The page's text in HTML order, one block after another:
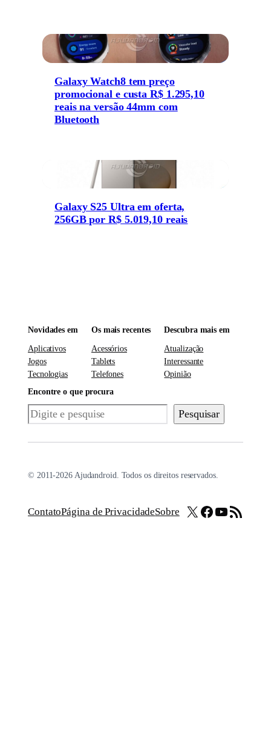
Galaxy Watch8 tem preço
promocional e custa R$ 1.295,10
reais na versão 44mm com
Bluetooth
Galaxy S25 Ultra em oferta,
256GB por R$ 5.019,10 reais
Novidades em
Aplicativos
Jogos
Tecnologias
Os mais recentes
Acessórios
Tablets
Telefones
Descubra mais em
Atualização
Interessante
Opinião
Encontre o que procura
Pesquisar Pesquisar
© 2011-2026 Ajudandroid. Todos os direitos reservados.
ContatoPágina de PrivacidadeSobre X Facebook
Youtube
Feed RSS